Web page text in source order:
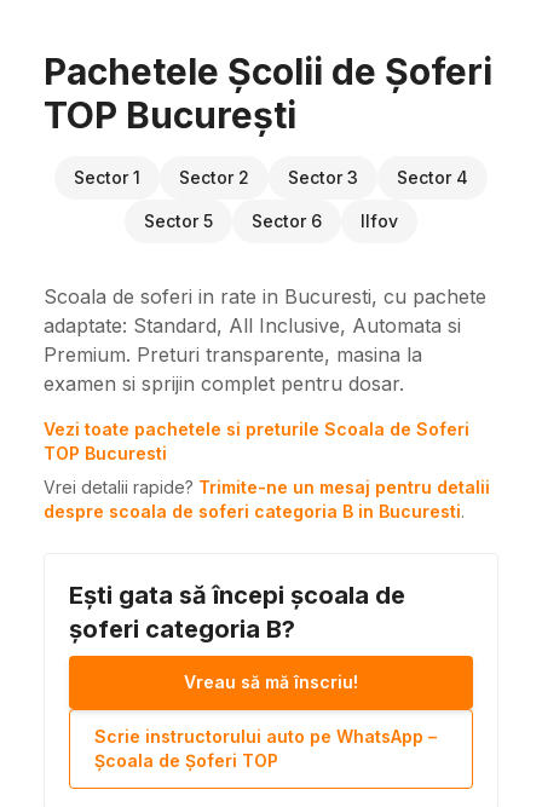
Pachetele Școlii de Șoferi
TOP București
Sector 1 Sector 2 Sector 3 Sector 4
Sector 5 Sector 6 Ilfov
Scoala de soferi in rate in Bucuresti, cu pachete
adaptate: Standard, All Inclusive, Automata si
Premium. Preturi transparente, masina la
examen si sprijin complet pentru dosar.
Vezi toate pachetele si preturile Scoala de Soferi
TOP Bucuresti
Vrei detalii rapide? Trimite-ne un mesaj pentru detalii
despre scoala de soferi categoria B in Bucuresti.
Ești gata să începi școala de
șoferi categoria B?
Vreau să mă înscriu!
Scrie instructorului auto pe WhatsApp –
Școala de Șoferi TOP